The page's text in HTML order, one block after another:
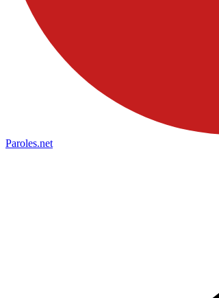
Paroles.net